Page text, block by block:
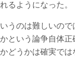
るようになった。
うのは難しいの
という論争自体
どうかは確実では